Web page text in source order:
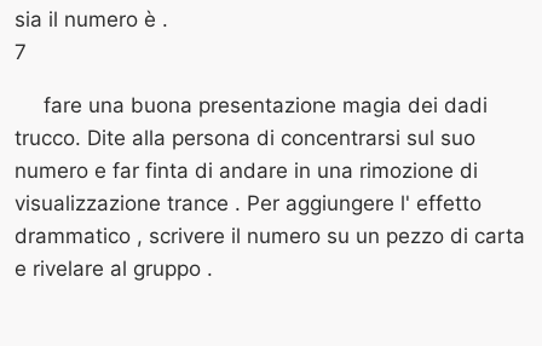
sia il numero è .
7
fare una buona presentazione magia dei dadi
trucco. Dite alla persona di concentrarsi sul suo
numero e far finta di andare in una rimozione di
visualizzazione trance . Per aggiungere l' effetto
drammatico , scrivere il numero su un pezzo di carta
e rivelare al gruppo .